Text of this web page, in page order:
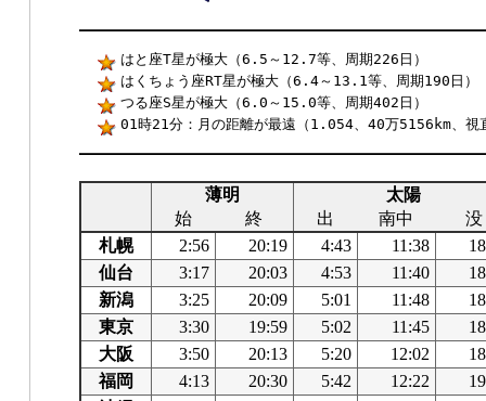
はと座T星が極大（6.5～12.7等、周期226日）
はくちょう座RT星が極大（6.4～13.1等、周期190日）
つる座S星が極大（6.0～15.0等、周期402日）
01時21分：月の距離が最遠（1.054、40万5156km、
薄明
太陽
始
終 出 南中
没
札幌
2:56 20:19 4:43 11:38
仙台
3:17 20:03 4:53 11:40
新潟
3:25 20:09 5:01 11:48
東京
3:30 19:59 5:02 11:45
大阪
3:50 20:13 5:20 12:02
福岡
4:13 20:30 5:42 12:22